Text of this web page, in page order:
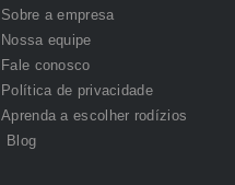
Sobre a empresa
Nossa equipe
Fale conosco
Política de privacidade
Aprenda a escolher rodízios
Blog